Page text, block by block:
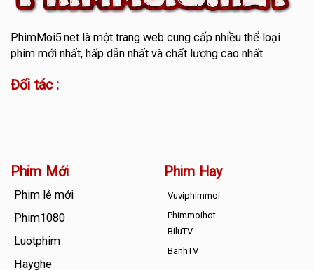
PhimMoi5.netlà một trang web cung cấp nhiều thể loại
phim mới nhất, hấp dẫn nhất và chất lượng cao nhất.
Đối tác :
Phim Mới
Phim lẻ mới
Phim1080
Luotphim
Hayghe
Phim Hay
Vuviphimmoi
Phimmoihot
BiluTV
BanhTV